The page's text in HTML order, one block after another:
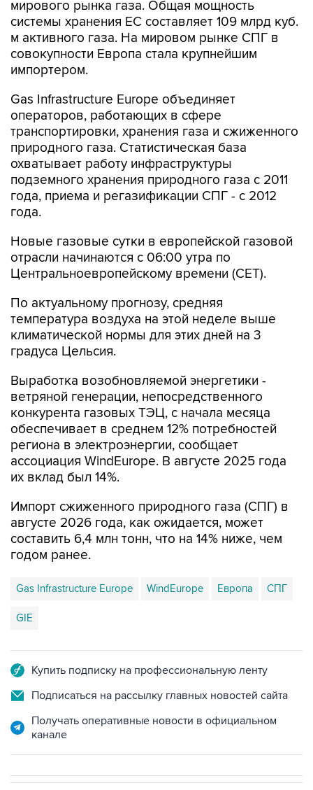
мирового рынка газа. Общая мощность
системы хранения ЕС составляет 109 млрд куб.
м активного газа. На мировом рынке СПГ в
совокупности Европа стала крупнейшим
импортером.
Gas Infrastructure Europe объединяет
операторов, работающих в сфере
транспортировки, хранения газа и сжиженного
природного газа. Статистическая база
охватывает работу инфраструктуры
подземного хранения природного газа с 2011
года, приема и регазификации СПГ - с 2012
года.
Новые газовые сутки в европейской газовой
отрасли начинаются c 06:00 утра по
Центральноевропейскому времени (CET).
По актуальному прогнозу, средняя
температура воздуха на этой неделе выше
климатической нормы для этих дней на 3
градуса Цельсия.
Выработка возобновляемой энергетики -
ветряной генерации, непосредственного
конкурента газовых ТЭЦ, с начала месяца
обеспечивает в среднем 12% потребностей
региона в электроэнергии, сообщает
ассоциация WindEurope. В августе 2025 года
их вклад был 14%.
Импорт сжиженного природного газа (СПГ) в
августе 2026 года, как ожидается, может
составить 6,4 млн тонн, что на 14% ниже, чем
годом ранее.
Gas Infrastructure Europe WindEurope Европа СПГ
GIE
Купить подписку на профессиональную ленту
Подписаться на рассылку главных новостей сайта
Получать оперативные новости в официальном
канале